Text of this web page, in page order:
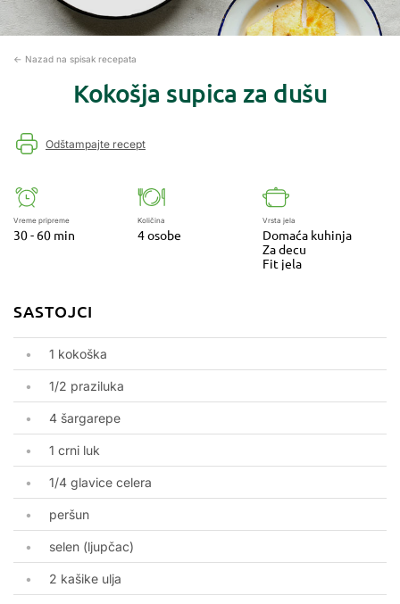
← Nazad na spisak recepata
Kokošja supica za dušu
Odštampajte recept
Vreme pripreme
30 - 60 min
Količina
4 osobe
Vrsta jela
Domaća kuhinja
Za decu
Fit jela
SASTOJCI
1 kokoška
1/2 praziluka
4 šargarepe
1 crni luk
1/4 glavice celera
peršun
selen (ljupčac)
2 kašike ulja